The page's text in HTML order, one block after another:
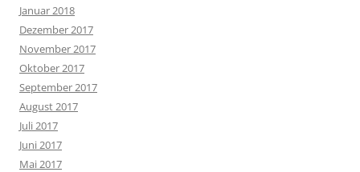
Januar 2018
Dezember 2017
November 2017
Oktober 2017
September 2017
August 2017
Juli 2017
Juni 2017
Mai 2017